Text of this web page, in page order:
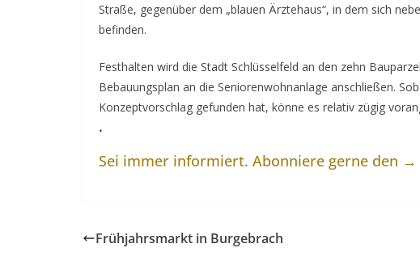
Straße, gegenüber dem „blauen Ärztehaus“, in dem sich
befinden.
Festhalten wird die Stadt Schlüsselfeld an den zehn
Bebauungsplan an die Seniorenwohnanlage anschließen.
Konzeptvorschlag gefunden hat, könne es relativ zügig
.
Sei immer informiert. Abonniere gerne den →
Frühjahrsmarkt in Burgebrach